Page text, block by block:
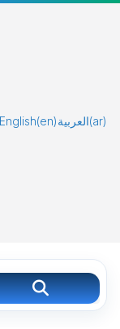
English(en)العربية(ar)